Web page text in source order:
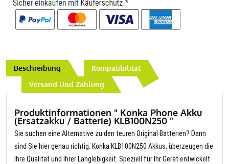
Beschreibung
Kompatibilität
Versand Und Zahlung
Produktinformationen " Konka Phone Akku
(Ersatzakku / Batterie) KLB100N250 "
Sie suchen eine Alternative zu den teuren Original Batterien? Dann
sind Sie hier genau richtig. Konka KLB100N250 Akkus, überzeugen die
Ihre Qualität und Ihrer Langlebigkeit. Speziell für Ihr Gerät entwickelt